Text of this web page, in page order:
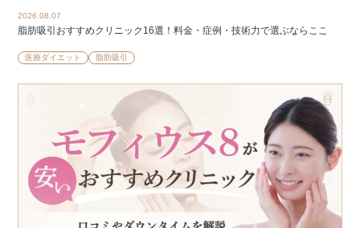
2026.08.07
脂肪吸引おすすめクリニック16選！料金・症例・技術力で選ぶならここ
医療ダイエット 脂肪吸引